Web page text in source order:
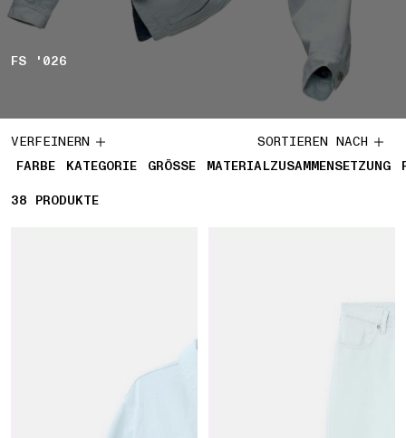
FS '026
VERFEINERN
FARBE
KATEGORIE GRÖSSE MATERIALZUSAMMENSETZUNG
SORTIEREN NACH
38 38 PRODUKTE
PRODUKTE